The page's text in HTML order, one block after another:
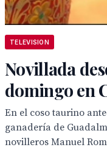
TELEVISION
Novillada
domingo en
En el coso taurino
ganadería de
novilleros Manuel